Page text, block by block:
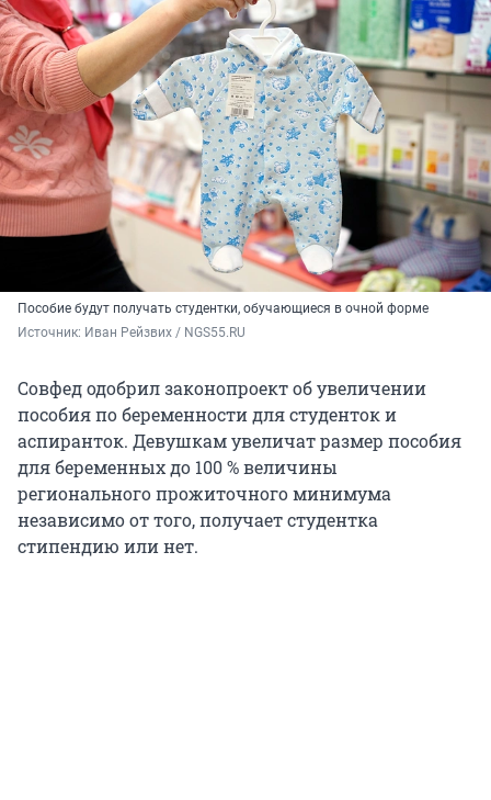
Пособие будут получать студентки, обучающиеся в очной форме
Источник: Иван Рейзвих / NGS55.RU
Совфед одобрил законопроект об увеличении
пособия по беременности для студенток и
аспиранток. Девушкам увеличат размер пособия
для беременных до 100 % величины
регионального прожиточного минимума
независимо от того, получает студентка
стипендию или нет.